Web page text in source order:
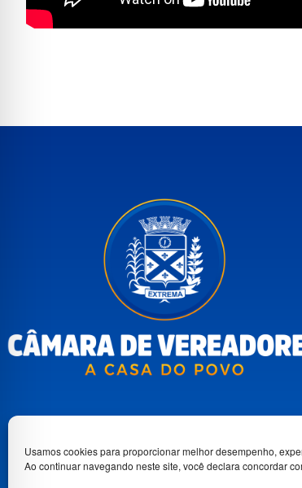
Usamos cookies para proporcionar melhor desempenho,
Ao continuar navegando neste site, você declara concordar